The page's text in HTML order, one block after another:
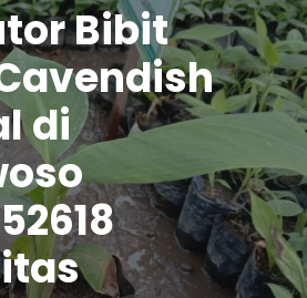
Bibit
di